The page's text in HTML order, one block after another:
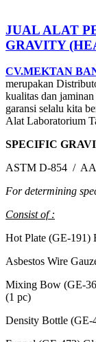
JUAL ALAT
GRAVITY
CV.MEKTAN
merupakan
kualitas dan
garansi selalu kita
Alat Laboratorium
SPECIFIC
ASTM D-854 /
For determining
Consist of :
Hot Plate (GE-191)
Asbestos Wire
Mixing Bow (GE-
(1 pc)
Density Bottle (GE-